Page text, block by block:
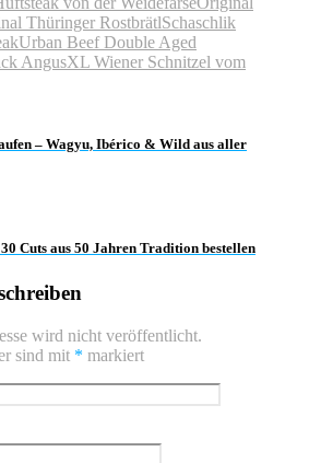
Thüringer RostbrätlSchaschlik
Urban Beef Double Aged
AngusXL Wiener Schnitzel vom
– Wagyu, Ibérico & Wild aus aller
Cuts aus 50 Jahren Tradition bestellen
wird nicht veröffentlicht.
sind mit * markiert